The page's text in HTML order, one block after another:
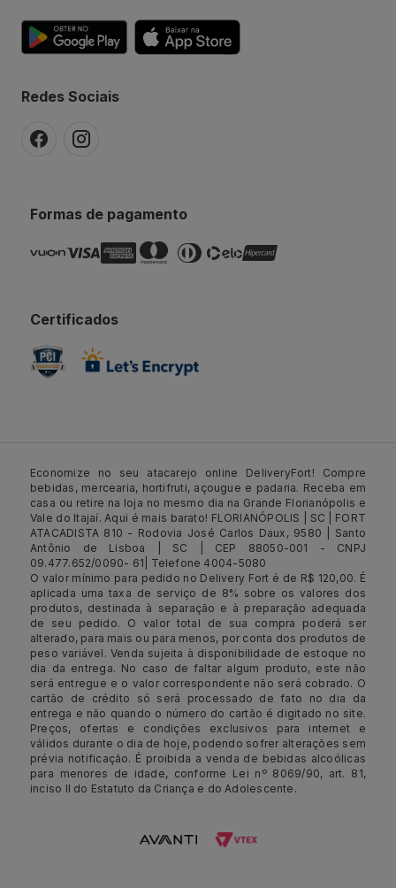
Redes Sociais
Formas de pagamento
Certificados
Economize no seu atacarejo online DeliveryFort! Compre
bebidas, mercearia, hortifruti, açougue e padaria. Receba em
casa ou retire na loja no mesmo dia na Grande Florianópolis e
Vale do Itajaí. Aqui é mais barato! FLORIANÓPOLIS | SC | FORT
ATACADISTA 810 - Rodovia José Carlos Daux, 9580 | Santo
Antônio de Lisboa | SC | CEP 88050-001 - CNPJ
09.477.652/0090- 61| Telefone 4004-5080
O valor mínimo para pedido no Delivery Fort é de R$ 120,00. É
aplicada uma taxa de serviço de 8% sobre os valores dos
produtos, destinada à separação e à preparação adequada
de seu pedido. O valor total de sua compra poderá ser
alterado, para mais ou para menos, por conta dos produtos de
peso variável. Venda sujeita à disponibilidade de estoque no
dia da entrega. No caso de faltar algum produto, este não
será entregue e o valor correspondente não será cobrado. O
cartão de crédito só será processado de fato no dia da
entrega e não quando o número do cartão é digitado no site.
Preços, ofertas e condições exclusivos para internet e
válidos durante o dia de hoje, podendo sofrer alterações sem
prévia notificação. É proibida a venda de bebidas alcoólicas
para menores de idade, conforme Lei nº 8069/90, art. 81,
inciso II do Estatuto da Criança e do Adolescente.